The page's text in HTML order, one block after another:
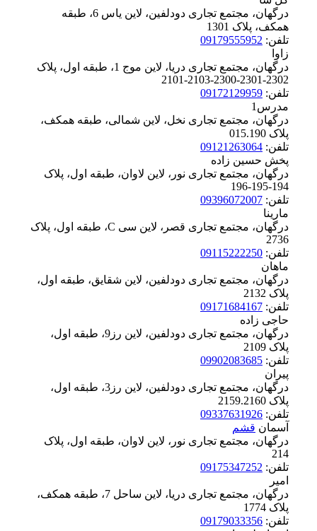
درگهان، مجتمع تجاری دودلفین، لاین یاس 6، طبقه
همکف، پلاک ‪1301
تلفن: 09179555952
زاوا
درگهان، مجتمع تجاری دریا، لاین موج 1، طبقه اول، پلاک
‪2101-2103-2300-2301-2302
تلفن: 09172129959
مدرس1
درگهان، مجتمع تجاری نخل، لاین شمالی، طبقه همکف،
پلاک ‪015.190
تلفن: 09121263064
پخش حسین زاده
درگهان، مجتمع تجاری نور، لاین لاوان، طبقه اول، پلاک
‪196-195-194
تلفن: 09396072007
مارینا
درگهان، مجتمع تجاری قصر، لاین سی C، طبقه اول، پلاک
‪2736
تلفن: 09115222250
ماهان
درگهان، مجتمع تجاری دودلفین، لاین شقایق، طبقه اول،
پلاک ‪2132
تلفن: 09171684167
حاجی زاده
درگهان، مجتمع تجاری دودلفین، لاین رز9، طبقه اول،
پلاک ‪2109
تلفن: 09902083685
پیران
درگهان، مجتمع تجاری دودلفین، لاین رز3، طبقه اول،
پلاک ‪2159.2160
تلفن: 09337631926
آسمان قشم
درگهان، مجتمع تجاری نور، لاین لاوان، طبقه اول، پلاک
‪214
تلفن: 09175347252
امیر
درگهان، مجتمع تجاری دریا، لاین ساحل 7، طبقه همکف،
پلاک ‪1774
تلفن: 09179033356